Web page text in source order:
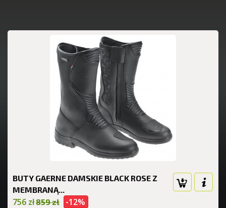
BUTY GAERNE DAMSKIE BLACK ROSE Z
MEMBRANĄ...
756 zł859 zł -12%